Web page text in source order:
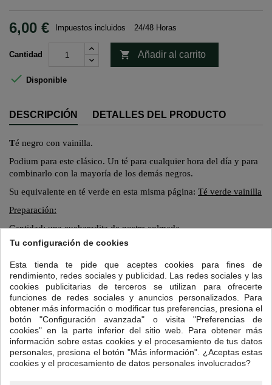
6,00 € Impuestos incluidos 24/48 Horas
Cantidad  Añadir al carrito
 Disponible
DESCRIPCIÓN DETALLES DEL PRODUCTO
Té negro con vainilla.
Podium para este clásico. Un té para cualquier hora del día y para
combinarlo con la mayoría de los demás negros.
Su equivalente en té verde en esta misma página: Té verde vainilla
Preparación:
Cantidad: una cucharadita de postre colmada.
Temperatura del agua: 90ºC-95ºC
Tiempo de infusión: 3-5 minutos.
16 OTROS PRODUCTOS EN LA MISMA CATEGORÍA:
>
<
Tu configuración de cookies
Esta tienda te pide que aceptes cookies para fines de
rendimiento, redes sociales y publicidad. Las redes sociales y las
cookies publicitarias de terceros se utilizan para ofrecerte
funciones de redes sociales y anuncios personalizados. Para
obtener más información o modificar tus preferencias, presiona el
botón "Configuración avanzada" o visita "Preferencias de
cookies" en la parte inferior del sitio web. Para obtener más
información sobre estas cookies y el procesamiento de tus datos
personales, presiona el botón "Más información". ¿Aceptas estas
cookies y el procesamiento de datos personales involucrados?